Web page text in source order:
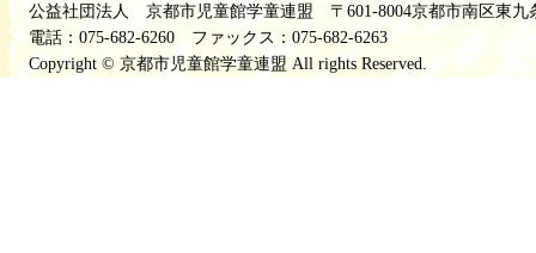
公益社団法人 京都市児童館学童連盟 〒601-8004京都市南区東九
電話：075-682-6260 ファックス：075-682-6263
Copyright © 京都市児童館学童連盟 All rights Reserved.